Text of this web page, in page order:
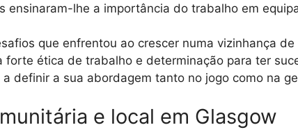
ensinaram-lhe a importância do trabalho em
que enfrentou ao crescer numa vizinhança
forte ética de trabalho e determinação para ter
definir a sua abordagem tanto no jogo como na
e local em Glasgow